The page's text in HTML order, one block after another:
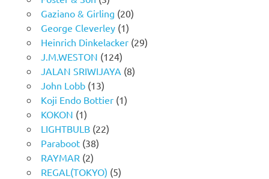
Gaziano & Girling (20)
George Cleverley(1)
Heinrich Dinkelacker(29)
J.M.WESTON (124)
JALAN SRIWIJAYA (8)
John Lobb(13)
Koji Endo Bottier(1)
KOKON (1)
LIGHTBULB(22)
Paraboot(38)
RAYMAR (2)
REGAL(TOKYO) (5)